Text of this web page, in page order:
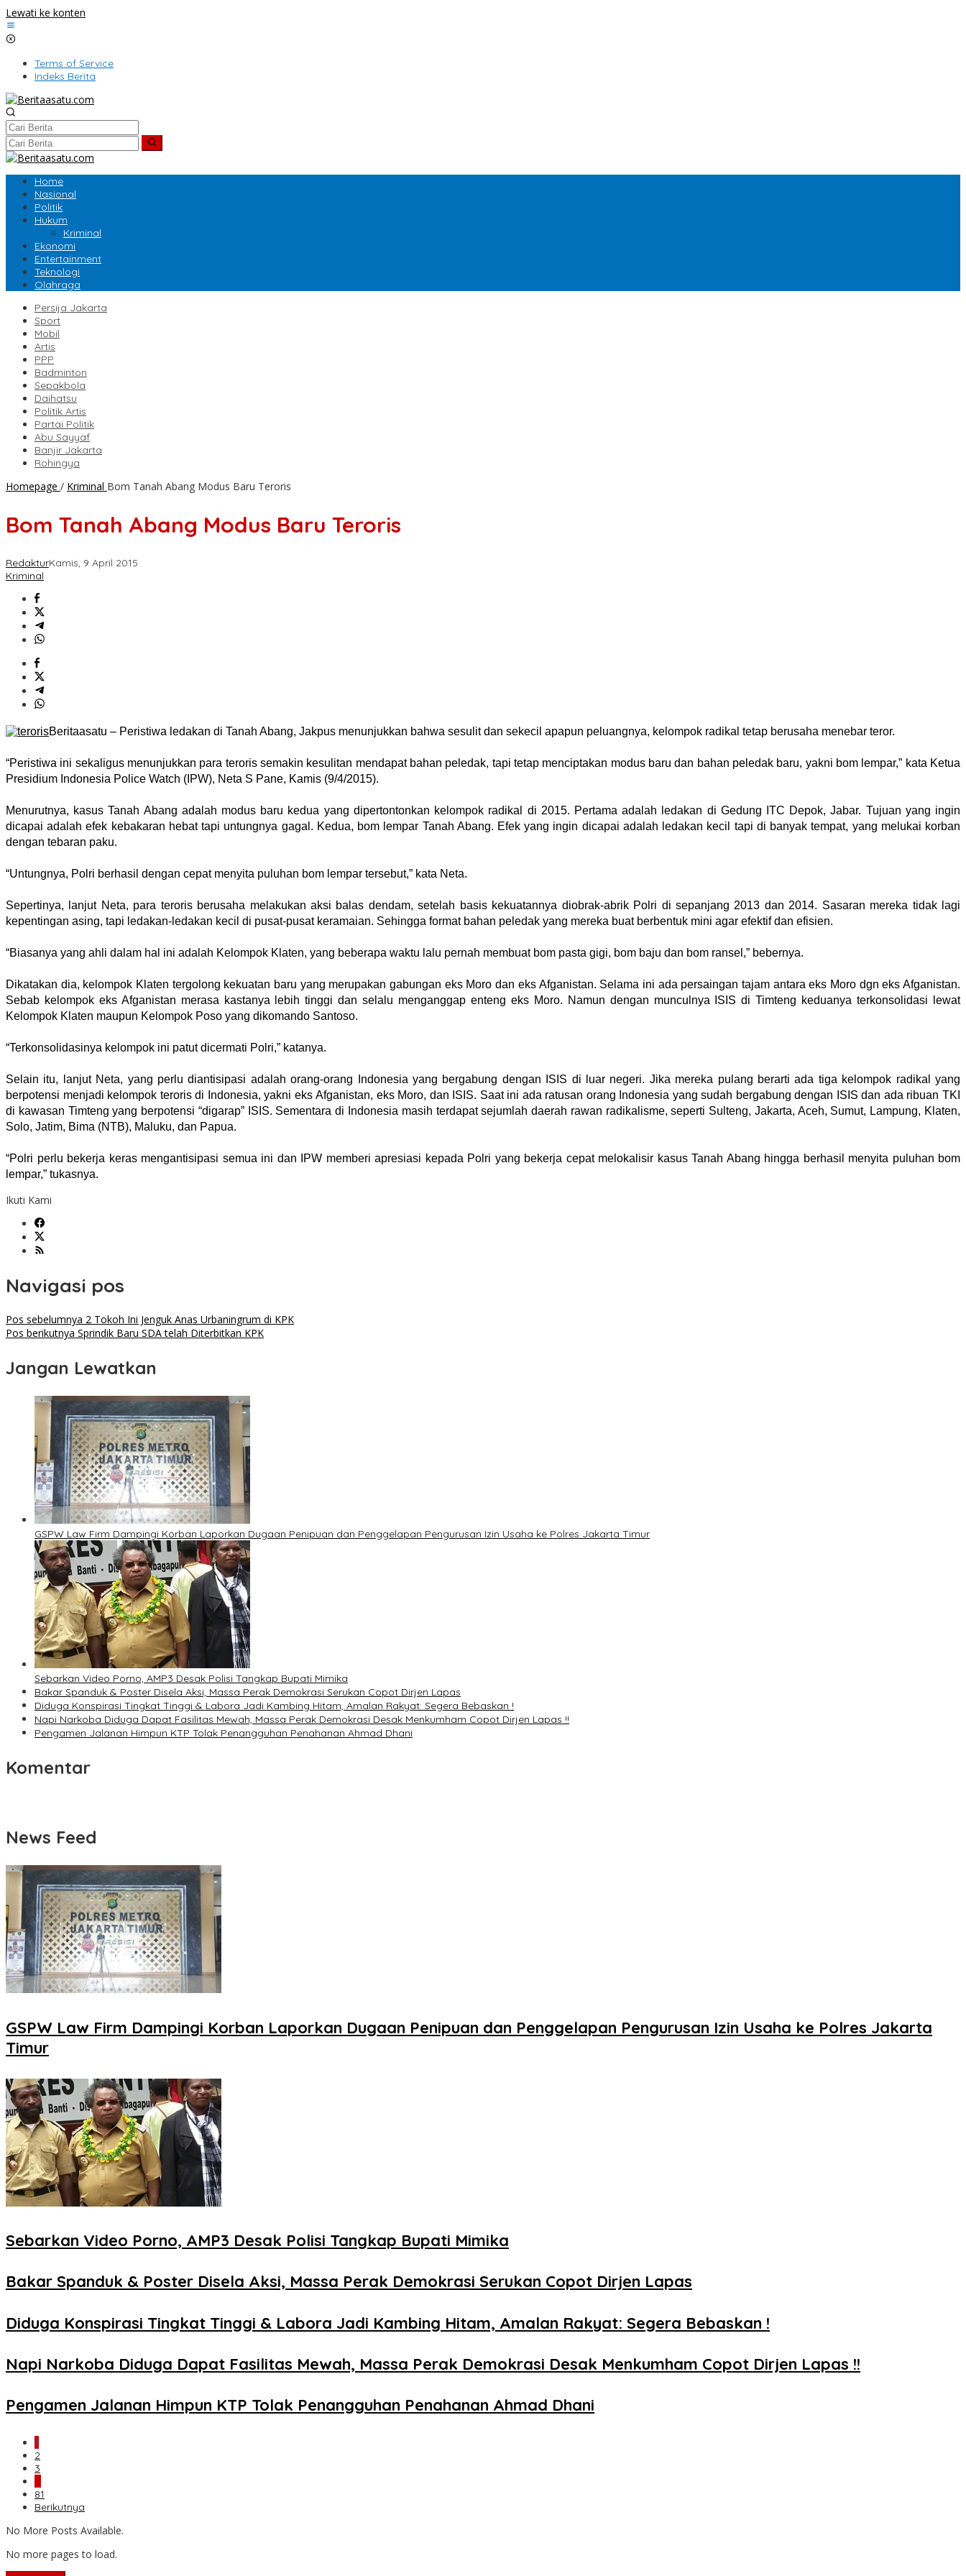
Lewati ke konten
Terms of Service
Indeks Berita
Home
Nasional
Politik
Hukum
Kriminal
Ekonomi
Entertainment
Teknologi
Olahraga
Persija Jakarta
Sport
Mobil
Artis
PPP
Badminton
Sepakbola
Daihatsu
Politik Artis
Partai Politik
Abu Sayyaf
Banjir Jakarta
Rohingya
Homepage / Kriminal Bom Tanah Abang Modus Baru Teroris
Bom Tanah Abang Modus Baru Teroris
RedakturKamis, 9 April 2015
Kriminal
Beritaasatu – Peristiwa ledakan di Tanah Abang, Jakpus menunjukkan bahwa sesulit dan sekecil apapun peluangnya, kelompok radikal tetap berusaha menebar teror.
“Peristiwa ini sekaligus menunjukkan para teroris semakin kesulitan mendapat bahan peledak, tapi tetap menciptakan modus baru dan bahan peledak baru, yakni bom lempar,” kata Ketua
Presidium Indonesia Police Watch (IPW), Neta S Pane, Kamis (9/4/2015).
Menurutnya, kasus Tanah Abang adalah modus baru kedua yang dipertontonkan kelompok radikal di 2015. Pertama adalah ledakan di Gedung ITC Depok, Jabar. Tujuan yang ingin
dicapai adalah efek kebakaran hebat tapi untungnya gagal. Kedua, bom lempar Tanah Abang. Efek yang ingin dicapai adalah ledakan kecil tapi di banyak tempat, yang melukai korban
dengan tebaran paku.
“Untungnya, Polri berhasil dengan cepat menyita puluhan bom lempar tersebut,” kata Neta.
Sepertinya, lanjut Neta, para teroris berusaha melakukan aksi balas dendam, setelah basis kekuatannya diobrak-abrik Polri di sepanjang 2013 dan 2014. Sasaran mereka tidak lagi
kepentingan asing, tapi ledakan-ledakan kecil di pusat-pusat keramaian. Sehingga format bahan peledak yang mereka buat berbentuk mini agar efektif dan efisien.
“Biasanya yang ahli dalam hal ini adalah Kelompok Klaten, yang beberapa waktu lalu pernah membuat bom pasta gigi, bom baju dan bom ransel,” bebernya.
Dikatakan dia, kelompok Klaten tergolong kekuatan baru yang merupakan gabungan eks Moro dan eks Afganistan. Selama ini ada persaingan tajam antara eks Moro dgn eks Afganistan.
Sebab kelompok eks Afganistan merasa kastanya lebih tinggi dan selalu menganggap enteng eks Moro. Namun dengan munculnya ISIS di Timteng keduanya terkonsolidasi lewat
Kelompok Klaten maupun Kelompok Poso yang dikomando Santoso.
“Terkonsolidasinya kelompok ini patut dicermati Polri,” katanya.
Selain itu, lanjut Neta, yang perlu diantisipasi adalah orang-orang Indonesia yang bergabung dengan ISIS di luar negeri. Jika mereka pulang berarti ada tiga kelompok radikal yang
berpotensi menjadi kelompok teroris di Indonesia, yakni eksAfganistan, eks Moro, dan ISIS. Saat ini ada ratusan orang Indonesia yang sudah bergabung dengan ISIS dan ada ribuan TKI
di kawasan Timteng yang berpotensi “digarap” ISIS. Sementara di Indonesia masih terdapatsejumlah daerah rawan radikalisme, seperti Sulteng, Jakarta, Aceh, Sumut, Lampung, Klaten,
Solo, Jatim, Bima (NTB), Maluku, dan Papua.
“Polri perlu bekerja keras mengantisipasi semua ini dan IPW memberi apresiasi kepada Polri yang bekerja cepat melokalisir kasus Tanah Abang hingga berhasil menyita puluhan bom
lempar,” tukasnya.
Ikuti Kami
Navigasi pos
Pos sebelumnya 2 Tokoh Ini Jenguk Anas Urbaningrum di KPK
Pos berikutnya Sprindik Baru SDA telah Diterbitkan KPK
Jangan Lewatkan
GSPW Law Firm Dampingi Korban Laporkan Dugaan Penipuan dan Penggelapan Pengurusan Izin Usaha ke Polres Jakarta Timur
Sebarkan Video Porno, AMP3 Desak Polisi Tangkap Bupati Mimika
Bakar Spanduk & Poster Disela Aksi, Massa Perak Demokrasi Serukan Copot Dirjen Lapas
Diduga Konspirasi Tingkat Tinggi & Labora Jadi Kambing Hitam, Amalan Rakyat: Segera Bebaskan !
Napi Narkoba Diduga Dapat Fasilitas Mewah, Massa Perak Demokrasi Desak Menkumham Copot Dirjen Lapas !!
Pengamen Jalanan Himpun KTP Tolak Penangguhan Penahanan Ahmad Dhani
Komentar
News Feed
GSPW Law Firm Dampingi Korban Laporkan Dugaan Penipuan dan Penggelapan Pengurusan Izin Usaha ke Polres Jakarta
Timur
Sebarkan Video Porno, AMP3 Desak Polisi Tangkap Bupati Mimika
Bakar Spanduk & Poster Disela Aksi, Massa Perak Demokrasi Serukan Copot Dirjen Lapas
Diduga Konspirasi Tingkat Tinggi & Labora Jadi Kambing Hitam, Amalan Rakyat: Segera Bebaskan !
Napi Narkoba Diduga Dapat Fasilitas Mewah, Massa Perak Demokrasi Desak Menkumham Copot Dirjen Lapas !!
Pengamen Jalanan Himpun KTP Tolak Penangguhan Penahanan Ahmad Dhani
1
2
3
…
81
Berikutnya
No More Posts Available.
No more pages to load.